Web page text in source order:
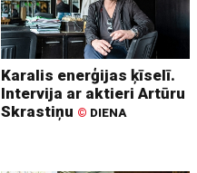
Karalis enerģijas ķīselī.
Intervija ar aktieri Artūru
Skrastiņu © DIENA